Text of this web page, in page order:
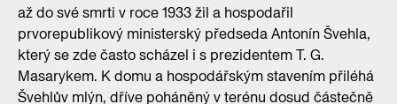
až do své smrti v roce 1933 žil a hospodařil
prvorepublikový ministerský předseda Antonín Švehla,
který se zde často scházel i s prezidentem T. G.
Masarykem. K domu a hospodářským stavením přiléhá
Švehlův mlýn, dříve poháněný v terénu dosud částečně